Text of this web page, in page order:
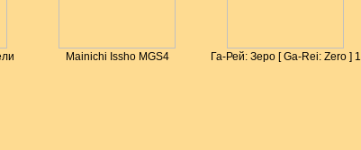
Mainichi Issho MGS4 Га-Рей: Зеро [ Ga-Rei: Zero ] 1